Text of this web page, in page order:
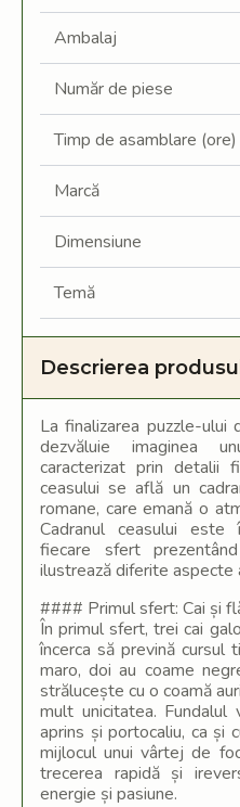
Ambalaj
Număr de piese
Timp de asamblare (ore)
Marcă
Dimensiune
Temă
Descrierea
La finalizarea puzzle-ului
dezvăluie imaginea
caracterizat prin detalii
ceasului se află un
romane, care emană o
Cadranul ceasului
fiecare sfert
ilustrează diferite aspecte
#### Primul sfert: Cai și
În primul sfert, trei cai
încerca să prevină cursul
maro, doi au coame
strălucește cu o coamă
mult unicitatea. Fundalul
aprins și portocaliu, ca și
mijlocul unui vârtej de
trecerea rapidă și
energie și pasiune.